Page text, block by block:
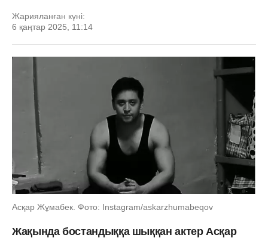
Жарияланған күні:
6 қаңтар 2025, 11:14
Асқар Жұмабек. Фото: Instagram/askarzhumabeqov
Жақында бостандыққа шыққан актер Асқар